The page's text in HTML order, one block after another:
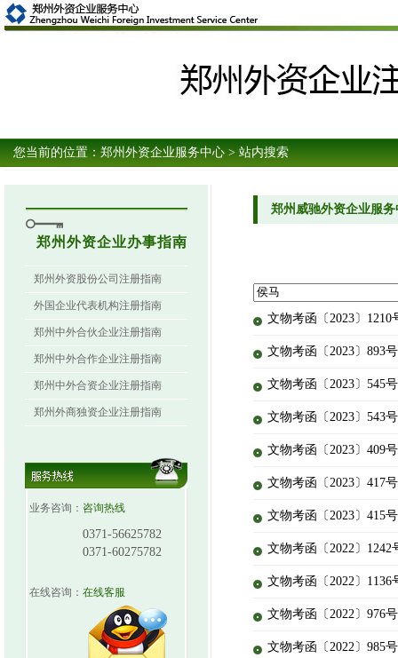
您当前的位置： 郑州外资企业服务中心 > 站内搜索
郑州外资企业办事指南
郑州外资股份公司注册指南
外国企业代表机构注册指南
郑州中外合伙企业注册指南
郑州中外合作企业注册指南
郑州中外合资企业注册指南
郑州外商独资企业注册指南
业务咨询： 咨询热线
0371-56625782
0371-60275782
在线咨询： 在线客服
郑州威驰外资企业服
文物考函〔2023〕
文物考函〔2023〕893
文物考函〔2023〕545
文物考函〔2023〕543
文物考函〔2023〕409
文物考函〔2023〕417
文物考函〔2023〕415
文物考函〔2022〕
文物考函〔2022〕
文物考函〔2022〕976
文物考函〔2022〕985